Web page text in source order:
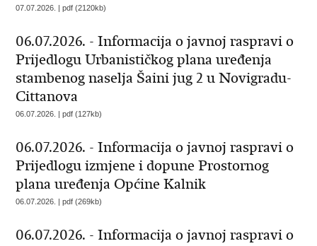
07.07.2026. | pdf (2120kb)
06.07.2026. - Informacija o javnoj raspravi o
Prijedlogu Urbanističkog plana uređenja
stambenog naselja Šaini jug 2 u Novigradu-
Cittanova
06.07.2026. | pdf (127kb)
06.07.2026. - Informacija o javnoj raspravi o
Prijedlogu izmjene i dopune Prostornog
plana uređenja Općine Kalnik
06.07.2026. | pdf (269kb)
06.07.2026. - Informacija o javnoj raspravi o